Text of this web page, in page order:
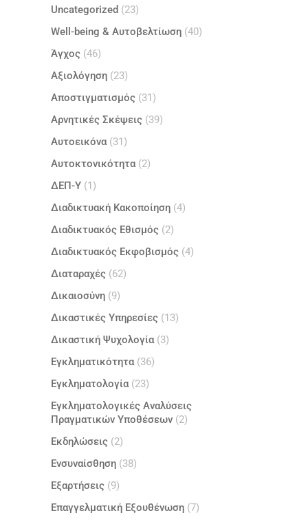
Uncategorized (23)
Well-being & Αυτοβελτίωση (40)
Άγχος (46)
Αξιολόγηση (23)
Αποστιγματισμός (31)
Αρνητικές Σκέψεις (39)
Αυτοεικόνα(31)
Αυτοκτονικότητα(2)
ΔΕΠ-Υ (1)
Διαδικτυακή Κακοποίηση (4)
Διαδικτυακός Εθισμός (2)
Διαδικτυακός Εκφοβισμός (4)
Διαταραχές (62)
Δικαιοσύνη (9)
Δικαστικές Υπηρεσίες (13)
Δικαστική Ψυχολογία(3)
Εγκληματικότητα(36)
Εγκληματολογία(23)
Εγκληματολογικές Αναλύσεις
Πραγματικών Υποθέσεων (2)
Εκδηλώσεις (2)
Ενσυναίσθηση (38)
Εξαρτήσεις (9)
Επαγγελματική Εξουθένωση (7)